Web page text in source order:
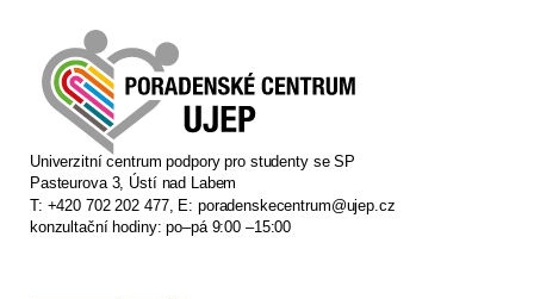
Univerzitní centrum podpory pro studenty se SP
Pasteurova 3, Ústí nad Labem
T: +420 702 202 477, E: poradenskecentrum@ujep.cz
konzultační hodiny: po–pá 9:00 –15:00